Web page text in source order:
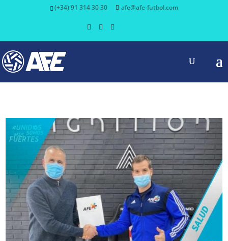
(+34) 91 314 30 30 afe@afe-futbol.com